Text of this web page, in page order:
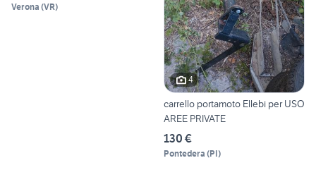
Verona (VR)
4
carrello portamoto Ellebi per USO
AREE PRIVATE
130 €
Pontedera (PI)